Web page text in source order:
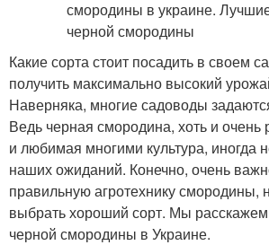
Какие сорта стоит посадить в своем
получить максимально высокий
Наверняка, многие садоводы
Ведь черная смородина, хоть и очень
и любимая многими культура, иногда
наших ожиданий. Конечно, очень
правильную агротехнику смородины,
выбрать хороший сорт. Мы
черной смородины в Украине.